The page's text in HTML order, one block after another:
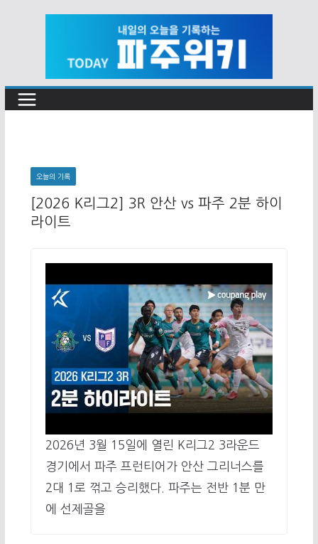
오늘의 기록
[2026 K리그2] 3R 안산 vs 파주 2분 하이
라이트
2026년 3월 15일에 열린 K리그2 3라운드
경기에서 파주 프런티어가 안산 그리너스를
2대 1로 꺾고 승리했다. 파주는 전반 1분 만
에 선제골을